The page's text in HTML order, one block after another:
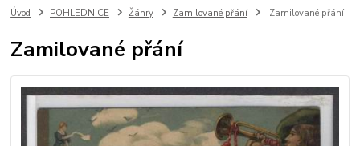
Úvod POHLEDNICE Žánry Zamilované přání Zamilované přání
Zamilované přání